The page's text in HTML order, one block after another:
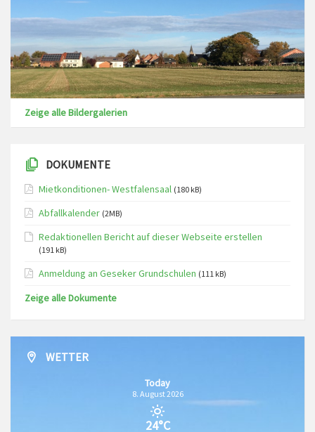
Zeige alle Bildergalerien
DOKUMENTE
Mietkonditionen- Westfalensaal (180 kB)
Abfallkalender (2MB)
Redaktionellen Bericht auf dieser Webseite erstellen
(191 kB)
Anmeldung an Geseker Grundschulen (111 kB)
Zeige alle Dokumente
WETTER
Today
8. August 2026
24°C